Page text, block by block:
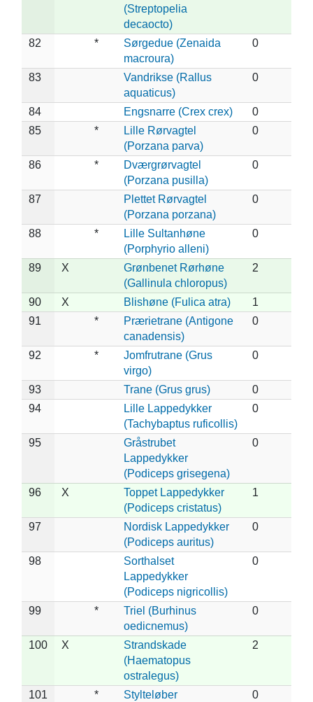
(Streptopelia
decaocto)
82 *
Sørgedue (Zenaida
macroura)
0
83
Vandrikse (Rallus
aquaticus)
0
84 Engsnarre (Crex crex)
0
85
*
Lille Rørvagtel
(Porzana parva)
0
86 *
Dværgrørvagtel
(Porzana pusilla)
0
87
Plettet Rørvagtel
(Porzana porzana)
0
88 *
Lille Sultanhøne
(Porphyrio alleni)
0
89 X
Grønbenet Rørhøne
(Gallinula chloropus)
2
90 X Blishøne (Fulica atra)
1
91
*
Prærietrane (Antigone
canadensis)
0
92 *
Jomfrutrane (Grus
virgo)
0
93 Trane (Grus grus)
0
94
Lille Lappedykker
(Tachybaptus ruficollis)
0
95
Gråstrubet
Lappedykker
(Podiceps grisegena)
0
96 X
Toppet Lappedykker
(Podiceps cristatus)
1
97
Nordisk Lappedykker
(Podiceps auritus)
0
98
Sorthalset
Lappedykker
(Podiceps nigricollis)
0
99 *
Triel (Burhinus
oedicnemus)
0
100 X
Strandskade
(Haematopus
ostralegus)
2
101 *
Stylteløber
0